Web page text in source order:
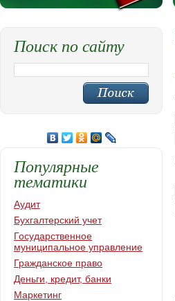
Поиск по сайту
Популярные
тематики
Аудит
Бухгалтерский учет
Государственное
муниципальное управление
Гражданское право
Деньги, кредит, банки
Маркетинг